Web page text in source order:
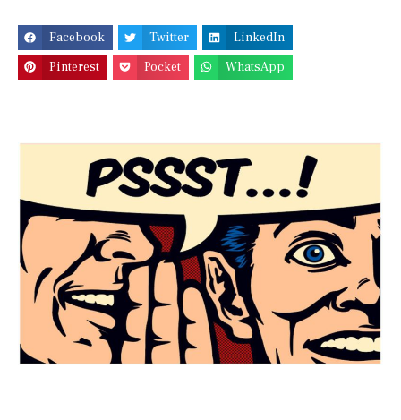
Facebook Twitter
LinkedIn
Pinterest
Pocket WhatsApp